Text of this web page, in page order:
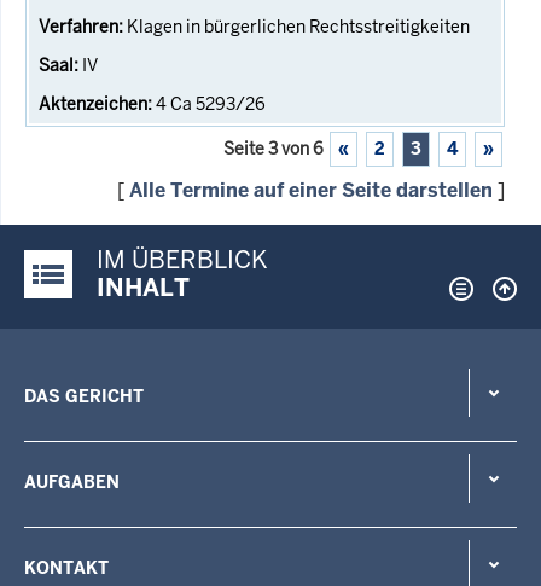
Klagen in bürgerlichen Rechtsstreitigkeiten
IV
4 Ca 5293/26
Seite 3 von 6 « 2 3 4 »
[Alle Termine auf einer Seite darstellen ]
Justiz-Portal im Überblick:
IM ÜBERBLICK
INHALT
DAS GERICHT
AUFGABEN
KONTAKT